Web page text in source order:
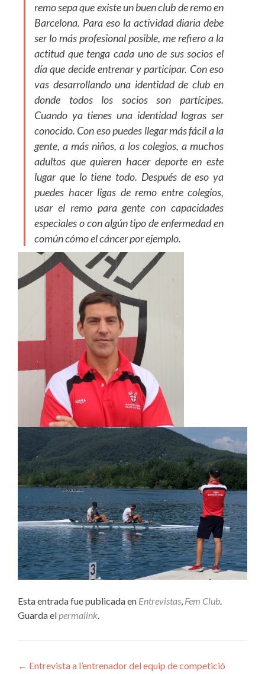
remo sepa que existe un buen club de remo en
Barcelona. Para eso la actividad diaria debe
ser lo más profesional posible, me refiero a la
actitud que tenga cada uno de sus socios el
día que decide entrenar y participar. Con eso
vas desarrollando una identidad de club en
donde todos los socios son partícipes.
Cuando ya tienes una identidad logras ser
conocido. Con eso puedes llegar más fácil a la
gente, a más niños, a los colegios, a muchos
adultos que quieren hacer deporte en este
lugar que lo tiene todo. Después de eso ya
puedes hacer ligas de remo entre colegios,
usar el remo para gente con capacidades
especiales o con algún tipo de enfermedad en
común cómo el cáncer por ejemplo.
Esta entrada fue publicada en Entrevistas, Fem Club.
Guarda elpermalink.
Navegación
← Entrevista a l’entrenador del equip de competició